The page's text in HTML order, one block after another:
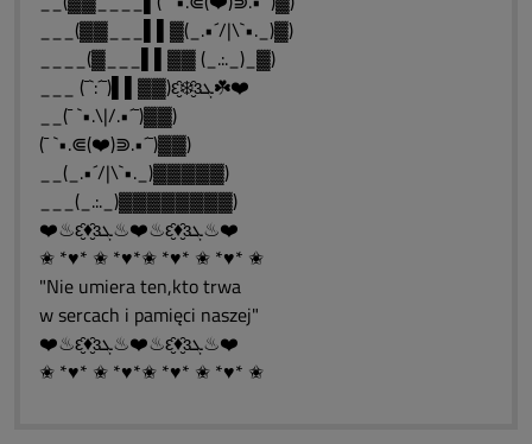
___(▓▓___▌▌▓(_.•´/|\`•._)▓)
____(▓___▌▌▓▓ (_.:._)_▓)
___ (¯`:´¯)▌▌▓▓)ԑ̮̑❄️̮̑ɜܓ☘️❤️
__(¯ `•.\|/.•´¯)▓▓)
(¯ `•.⋐(❤️)⋑.•´¯)▓▓)
__(_.•´/|\`•._)▓▓▓▓▓)
___(_.:._)▓▓▓▓▓▓▓▓)
❤️♨ԑ̮̑♦̮̑ɜܓ♨❤️♨ԑ̮̑♦̮̑ɜܓ♨❤️
✬ *♥* ✬ *♥*✬ *♥* ✬ *♥* ✬
"Nie umiera ten,kto trwa
w sercach i pamięci naszej"
❤️♨ԑ̮̑♦̮̑ɜܓ♨❤️♨ԑ̮̑♦̮̑ɜܓ♨❤️
✬ *♥* ✬ *♥*✬ *♥* ✬ *♥* ✬